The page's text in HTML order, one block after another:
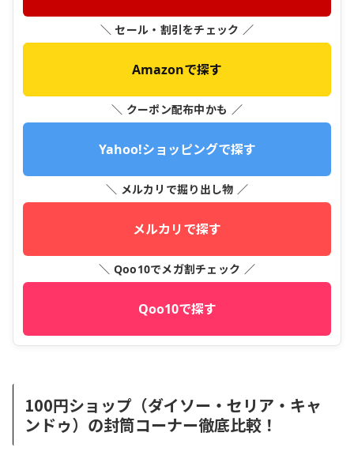
＼ セール・割引をチェック ／
Amazonで探す
＼ クーポン配布中かも ／
Yahoo!ショッピングで探す
＼ メルカリで掘り出し物 ／
メルカリで探す
＼ Qoo10でメガ割チェック ／
Qoo10で探す
100円ショップ（ダイソー・セリア・キャ
ンドゥ）の封筒コーナー徹底比較！